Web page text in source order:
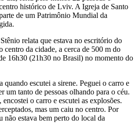
histórico de Lviv. A Igreja de Santo
de um Patrimônio Mundial da
relata que estava no escritório do
da cidade, a cerca de 500 m do
16h30 (21h30 no Brasil) no momento do
quando escutei a sirene. Peguei o carro e
um tanto de pessoas olhando para o céu.
o carro e escutei as explosões.
mas um caiu no centro. Por
não estava bem perto do local da